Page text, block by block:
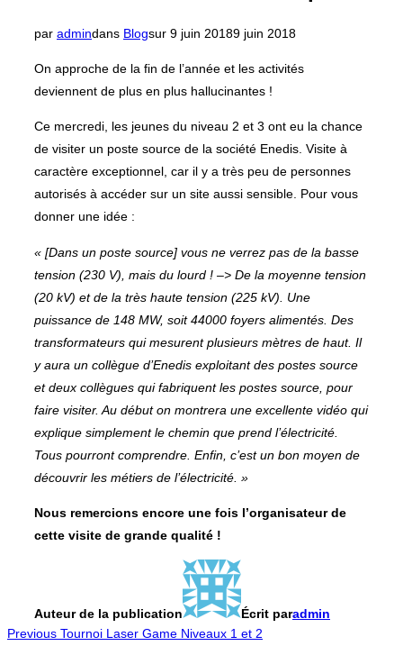
par admindans Blogsur Publié
9 juin 20189 juin 2018
On approche de la fin de l’année et les activités
deviennent de plus en plus hallucinantes !
Ce mercredi, les jeunes du niveau 2 et 3 ont eu la chance
de visiter un poste source de la société Enedis. Visite à
caractère exceptionnel, car il y a très peu de personnes
autorisés à accéder sur un site aussi sensible. Pour vous
donner une idée :
« [Dans un poste source] vous ne verrez pas de la basse
tension (230 V), mais du lourd ! –> De la moyenne tension
(20 kV) et de la très haute tension (225 kV). Une
puissance de 148 MW, soit 44000 foyers alimentés. Des
transformateurs qui mesurent plusieurs mètres de haut. Il
y aura un collègue d’Enedis exploitant des postes source
et deux collègues qui fabriquent les postes source, pour
faire visiter. Au début on montrera une excellente vidéo qui
explique simplement le chemin que prend l’électricité.
Tous pourront comprendre. Enfin, c’est un bon moyen de
découvrir les métiers de l’électricité. »
Nous remercions encore une fois l’organisateur de
cette visite de grande qualité !
Auteur de la publication Écrit paradmin
Navigation
Previous
Previous Tournoi Laser Game Niveaux 1 et 2